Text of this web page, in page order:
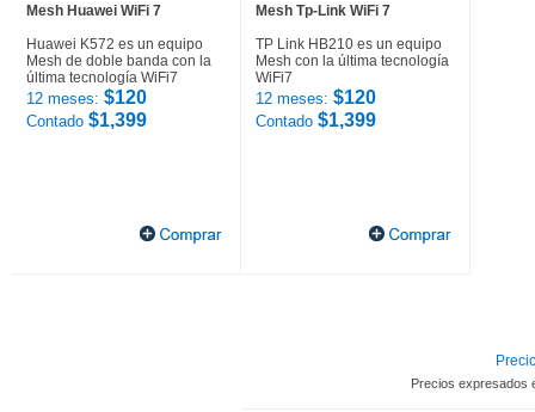
Mesh Huawei WiFi 7
Huawei K572 es un equipo
Mesh de doble banda con la
última tecnología WiFi7
12 meses: $120
Contado $1,399
Mesh Tp-Link WiFi 7
TP Link HB210 es un equipo
Mesh con la última tecnología
WiFi7
12 meses: $120
Contado $1,399
Precios expresados